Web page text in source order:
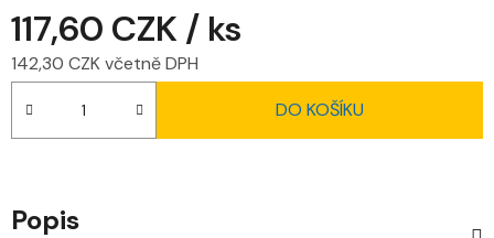
117,60 CZK / ks
142,30 CZK včetně DPH
DO KOŠÍKU
Popis